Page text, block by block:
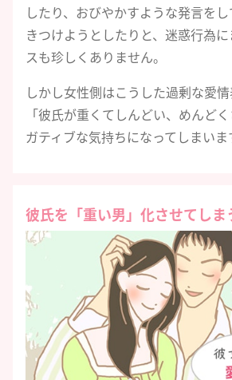
したり、おびやかすような発言を
きつけようとしたりと、迷惑行為
スも珍しくありません。
しかし女性側はこうした過剰な愛情
「彼氏が重くてしんどい、めんど
ガティブな気持ちになってしまいま
彼氏を「重い男」化させてしま